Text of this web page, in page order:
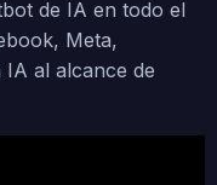
de IA en todo el
Meta,
al alcance de